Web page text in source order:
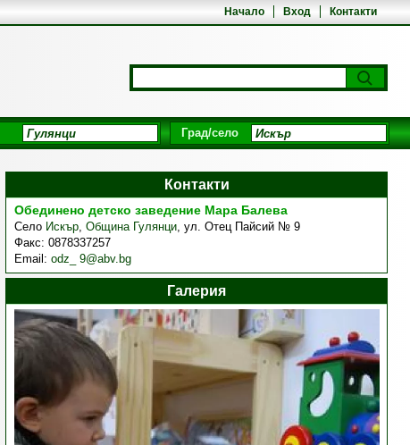
Начало Вход Контакти
Град/село
Контакти
Обединено детско заведение Мара Балева
Село Искър, Община Гулянци, ул. Отец Пайсий № 9
Факс: 0878337257
Email: odz_ 9@abv.bg
Галерия